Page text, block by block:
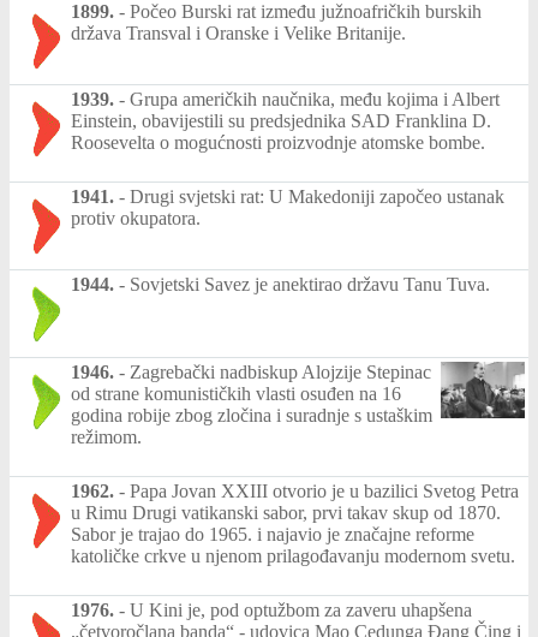
1899. - Počeo Burski rat između južnoafričkih burskih
država Transval i Oranske i Velike Britanije.
1939. - Grupa američkih naučnika, među kojima i Albert
Einstein, obavijestili su predsjednika SAD Franklina D.
Roosevelta o mogućnosti proizvodnje atomske bombe.
1941. - Drugi svjetski rat: U Makedoniji započeo ustanak
protiv okupatora.
1944. - Sovjetski Savez je anektirao državu Tanu Tuva.
1946. - Zagrebački nadbiskup Alojzije Stepinac
od strane komunističkih vlasti osuđen na 16
godina robije zbog zločina i suradnje s ustaškim
režimom.
1962. - Papa Jovan XXIII otvorio je u bazilici Svetog Petra
u Rimu Drugi vatikanski sabor, prvi takav skup od 1870.
Sabor je trajao do 1965. i najavio je značajne reforme
katoličke crkve u njenom prilagođavanju modernom svetu.
1976. - U Kini je, pod optužbom za zaveru uhapšena
„četvoročlana banda“ - udovica Mao Cedunga Đang Čing i